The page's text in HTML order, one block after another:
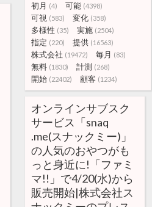
初月 (4) 可能 (4398)
可視 (583) 変化 (358)
多様性 (35) 実施 (2504)
指定 (220) 提供 (16563)
株式会社 (19472) 毎月 (83)
無料 (1830) 計測 (268)
開始 (22402) 顧客 (1234)
オンラインサブスク
サービス「snaq
.me(スナックミー)」
の人気のおやつがも
っと身近に!「ファミ
マ!!」で4/20(水)から
販売開始|株式会社ス